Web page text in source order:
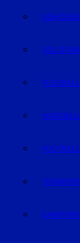
FUSSBALL
FOOTBALL